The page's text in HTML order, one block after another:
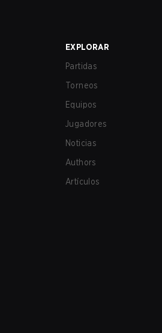
EXPLORAR
Partidas
Torneos
Equipos
Jugadores
Noticias
Authors
Artículos